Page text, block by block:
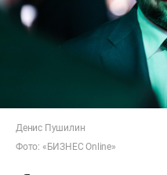
Денис Пушилин
Фото: «БИЗНЕС Online»